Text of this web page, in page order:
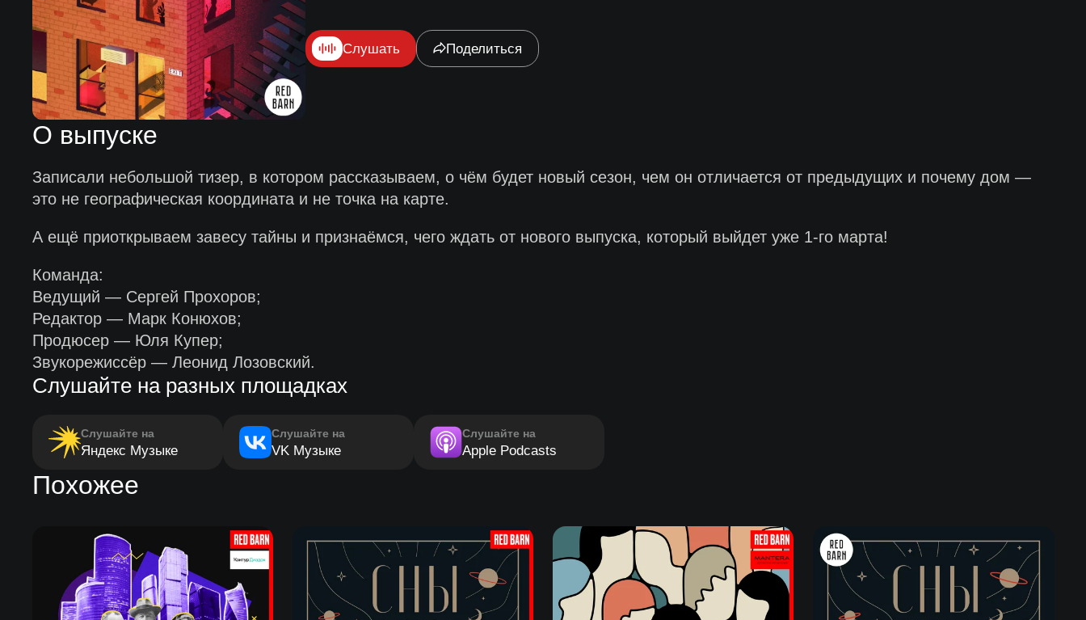
Слушать Поделиться
О выпуске
Записали небольшой тизер, в котором рассказываем, о чём будет новый сезон, чем он отличается от предыдущих и почему дом —
это не географическая координата и не точка на карте.
А ещё приоткрываем завесу тайны и признаёмся, чего ждать от нового выпуска, который выйдет уже 1-го марта!
Команда:
Ведущий — Сергей Прохоров;
Редактор — Марк Конюхов;
Продюсер — Юля Купер;
Звукорежиссёр — Леонид Лозовский.
Слушайте на разных площадках
Слушайте на
Яндекс Музыке
Слушайте на
VK Музыке
Слушайте на
Apple Podcasts
Похожее